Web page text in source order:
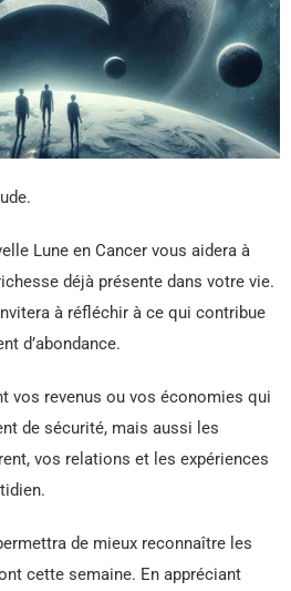
Lune en Cancer vous aidera à
déjà présente dans votre vie.
à réfléchir à ce qui contribue
d’abondance.
vos revenus ou vos économies qui
de sécurité, mais aussi les
vos relations et les expériences
de mieux reconnaître les
cette semaine. En appréciant